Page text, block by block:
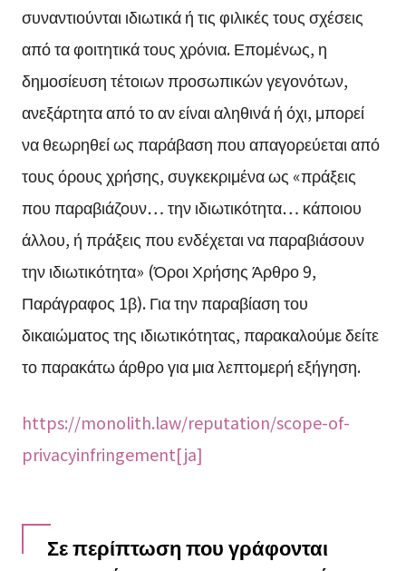
συναντιούνται ιδιωτικά ή τις φιλικές τους σχέσεις
από τα φοιτητικά τους χρόνια. Επομένως, η
δημοσίευση τέτοιων προσωπικών γεγονότων,
ανεξάρτητα από το αν είναι αληθινά ή όχι, μπορεί
να θεωρηθεί ως παράβαση που απαγορεύεται από
τους όρους χρήσης, συγκεκριμένα ως «πράξεις
που παραβιάζουν… την ιδιωτικότητα… κάποιου
άλλου, ή πράξεις που ενδέχεται να παραβιάσουν
την ιδιωτικότητα» (Όροι Χρήσης Άρθρο 9,
Παράγραφος 1β). Για την παραβίαση του
δικαιώματος της ιδιωτικότητας, παρακαλούμε δείτε
το παρακάτω άρθρο για μια λεπτομερή εξήγηση.
https://monolith.law/reputation/scope-of-
privacyinfringement[ja]
Σε περίπτωση που γράφονται